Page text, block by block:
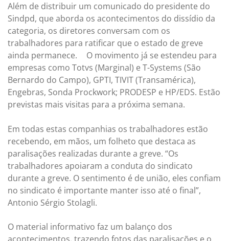
Além de distribuir um comunicado do presidente do
Sindpd, que aborda os acontecimentos do dissídio da
categoria, os diretores conversam com os
trabalhadores para ratificar que o estado de greve
ainda permanece. O movimento já se estendeu para
empresas como Totvs (Marginal) e T-Systems (São
Bernardo do Campo), GPTI, TIVIT (Transamérica),
Engebras, Sonda Prockwork; PRODESP e HP/EDS. Estão
previstas mais visitas para a próxima semana.
Em todas estas companhias os trabalhadores estão
recebendo, em mãos, um folheto que destaca as
paralisações realizadas durante a greve. “Os
trabalhadores apoiaram a conduta do sindicato
durante a greve. O sentimento é de união, eles confiam
no sindicato é importante manter isso até o final”,
Antonio Sérgio Stolagli.
O material informativo faz um balanço dos